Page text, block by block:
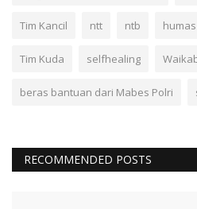
Tim Kancil ntt ntb
Tim Kuda selfhealing
beras bantuan dari Mabes Polri
RECOMMENDED POSTS